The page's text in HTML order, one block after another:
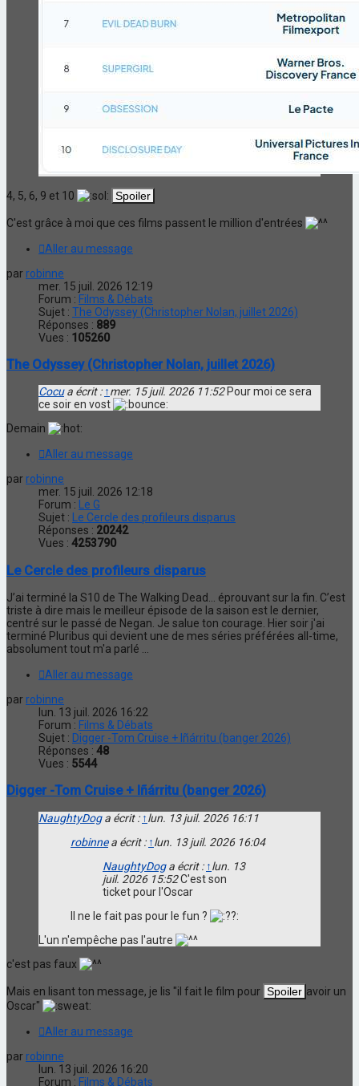
4, 5, 6, 9 et 10
C'est grâce à moi que ces films passent le million d'entrées
Aller au message
par robinne
mer. 15 juil. 2026 12:19
Forum : Films & Débats
Sujet : The Odyssey (Christopher Nolan, juillet 2026)
Réponses : 889
Vues : 105260
The Odyssey (Christopher Nolan, juillet 2026)
Cocua écrit : ↑mer. 15 juil. 2026 11:52Pour moi ce sera
ce soir en vost
Demain
Aller au message
par robinne
mer. 15 juil. 2026 12:18
Forum : Le G
Sujet : Le Cercle des profileurs disparus
Réponses : 20242
Vues : 4253790
Le Cercle des profileurs disparus
J’ai terminé la S10 de The Walking Dead... éprouvant sur la fin. C’est
triste à dire mais le meilleur épisode de la saison est le dernier,
centré sur le passé de Negan. Je salue ton courage. Hier soir j'ai
terminé Pluribus qui devient une de mes séries préférées all-time,
absolument tout m'a parlé ...
Aller au message
par robinne
lun. 13 juil. 2026 16:22
Forum : Films & Débats
Sujet : Digger -Tom Cruise + Iñárritu (banger 2026)
Réponses : 48
Vues : 5544
Digger -Tom Cruise + Iñárritu (banger 2026)
NaughtyDoga écrit : ↑lun. 13 juil. 2026 16:11
robinnea écrit : ↑lun. 13 juil. 2026 16:04
NaughtyDoga écrit : ↑lun. 13
juil. 2026 15:52C'est son
ticket pour l'Oscar
Il ne le fait pas pour le fun ?
L'un n'empêche pas l'autre
c'est pas faux
Mais en lisant ton message, je lis "il fait le film pour
avoir un
Oscar"
Aller au message
par robinne
lun. 13 juil. 2026 16:20
Forum : Films & Débats